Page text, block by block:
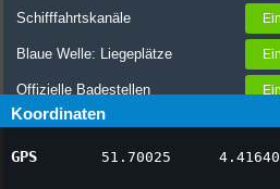
Schifffahrtskanäle
Blaue Welle: Liegeplätze
Offizielle Badestellen
Nachrichten Binnenschifffahrt
AIS-Schiffspositionen
Koordinaten
GPS 51.70025 4.41640